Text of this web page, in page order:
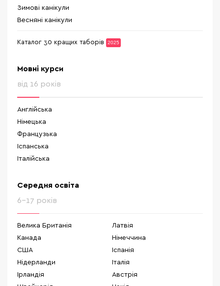
Зимові канікули
Весняні канікули
Каталог 30 кращих таборів 2025
Мовні курси
від 16 років
Англійська
Німецька
Французька
Іспанська
Італійська
Середня освіта
6-17 років
Велика Британія
Канада
США
Нідерланди
Ірландія
Латвія
Німеччина
Іспанія
Італія
Австрія